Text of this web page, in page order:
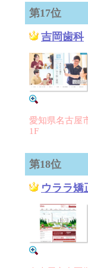
第17位
吉岡歯科
愛知県名古屋
1F
第18位
ウララ矯